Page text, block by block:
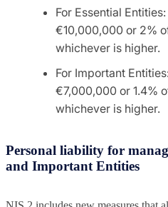
For Essential
€10,000,000 or 2%
whichever is higher.
For Important
€7,000,000 or 1.4%
whichever is higher.
Personal liability for
and Important Entities